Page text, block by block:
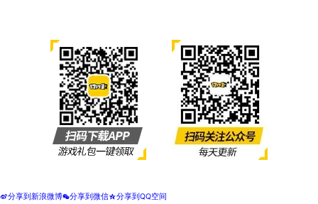
t分享到新浪微博w分享到微信z分享到QQ空间